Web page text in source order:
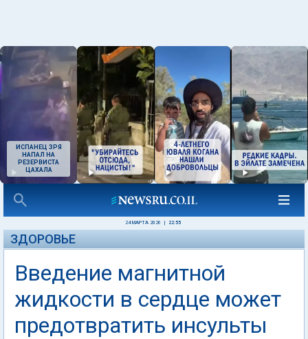
ИСПАНЕЦ ЗРЯ
НАПАЛ НА
РЕЗЕРВИСТА
ЦАХАЛА
24 МАРТА 2026 22:55
ЗДОРОВЬЕ
Введение магнитной
жидкости в сердце может
предотвратить инсульты